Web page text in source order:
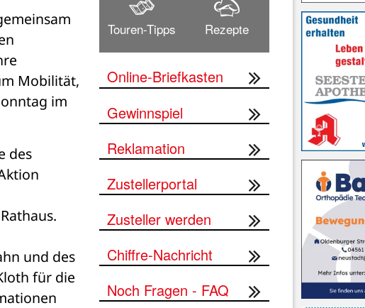
Mobilität,
im
des
und des
für die
Touren-Tipps Rezepte
Online-Briefkasten
Gewinnspiel
Reklamation
Zustellerportal
Zusteller werden
Chiffre-Nachricht
Noch Fragen - FAQ